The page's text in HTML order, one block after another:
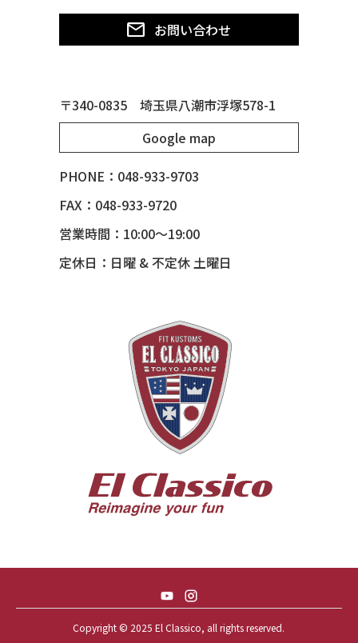
50 CHEVY SUBURBAN
51 MERCURY *ART MORRISON
53 CHEVY BEL-AIR
55 BUICK ROADMASTER
55 CHEVY HANDYMAN WAGON
56 BUICK SPECIAL * 565 *
56 CHEVY BEL-AIR * KOMO *
56 CHEVY BEL-AIR *SPARKLE 56
57 CHEVY BEL-AIR CONVERTIBLE
57 CHEVY NOMAD *ACID 57*
59 CADILLAC COUPE DEVILLE
59 CHEVY APACHE *アパ太郎
お問い合わせ
〒340-0835 埼玉県八潮市浮塚578-1
Google map
PHONE：048-933-9703
FAX：048-933-9720
営業時間：10:00～19:00
定休日：日曜 & 不定休 土曜日
Copyright © 2025 El Classico, all rights reserved.️